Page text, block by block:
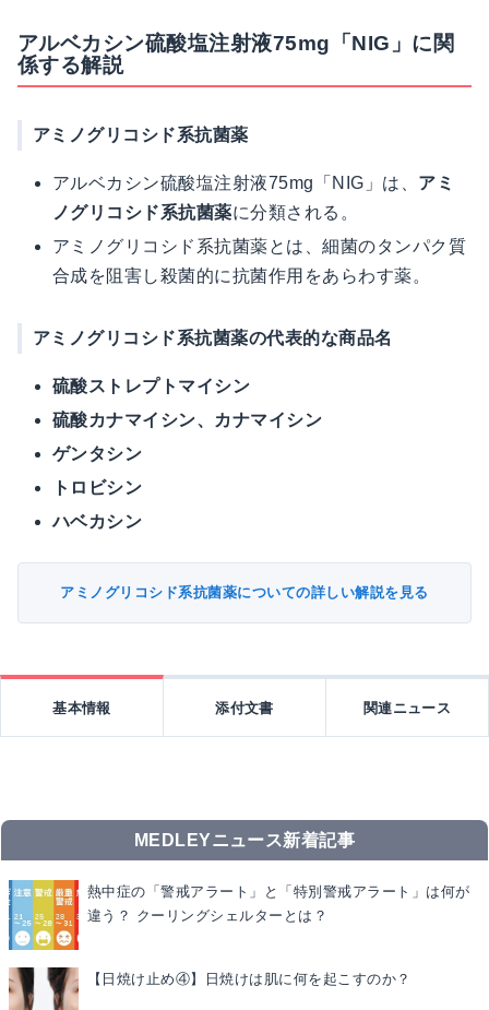
アルベカシン硫酸塩注射液75mg「NIG」に関
係する解説
アミノグリコシド系抗菌薬
アルベカシン硫酸塩注射液75mg「NIG」は、 アミ
ノグリコシド系抗菌薬に分類される。
アミノグリコシド系抗菌薬とは、細菌のタンパク質
合成を阻害し殺菌的に抗菌作用をあらわす薬。
アミノグリコシド系抗菌薬の代表的な商品名
硫酸ストレプトマイシン
硫酸カナマイシン、カナマイシン
ゲンタシン
トロビシン
ハベカシン
アミノグリコシド系抗菌薬についての詳しい解説を見る
基本情報 添付文書 関連ニュース
MEDLEYニュース新着記事
熱中症の「警戒アラート」と「特別警戒アラート」は何が
違う？ クーリングシェルターとは？
【日焼け止め④】日焼けは肌に何を起こすのか？